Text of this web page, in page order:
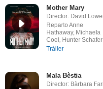
Mother Mary
Director: David
Reparto Anne
Hathaway, Michaela
Coel, Hunter Schafer
Tráiler
Mala Bèstia
Director: Bàrbara